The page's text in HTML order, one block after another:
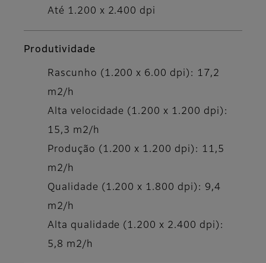
Até 1.200 x 2.400 dpi
Produtividade
Rascunho (1.200 x 6.00 dpi): 17,2
m2/h
Alta velocidade (1.200 x 1.200 dpi):
15,3 m2/h
Produção (1.200 x 1.200 dpi): 11,5
m2/h
Qualidade (1.200 x 1.800 dpi): 9,4
m2/h
Alta qualidade (1.200 x 2.400 dpi):
5,8 m2/h